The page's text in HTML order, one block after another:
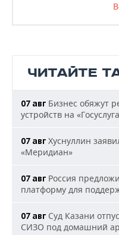
ЧИТАЙТЕ
07 авг Бизнес обяжут
устройств на
07 авг Хуснуллин
«Меридиан»
07 авг Россия
платформу для
07 авг Суд Казани
СИЗО под домашний